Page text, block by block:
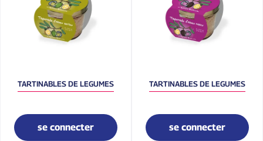
TARTINABLES DE LEGUMES
se connecter
TARTINABLES DE LEGUMES
se connecter